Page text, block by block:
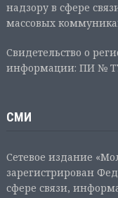
надзору в сфере
массовых
Свидетельство о
информации: ПИ № ТУ
СМИ
Сетевое издание
зарегистрирован
сфере связи,